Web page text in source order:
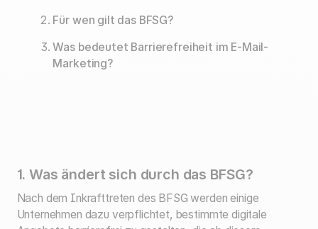
Für wen gilt das BFSG?
Was bedeutet Barrierefreiheit im E-Mail-
Marketing?
1. Was ändert sich durch das BFSG?
Nach dem Inkrafttreten des BFSG werden einige
Unternehmen dazu verpflichtet, bestimmte digitale